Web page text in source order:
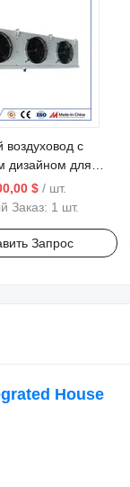
с
дизайном для
$ / шт.
Заказ: 1 шт.
Запрос
House